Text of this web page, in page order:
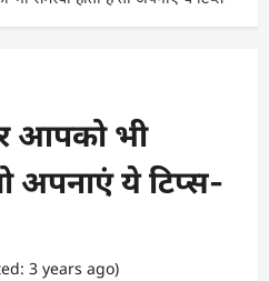
आपको भी
अपनाएं ये टिप्स-
3 years ago)